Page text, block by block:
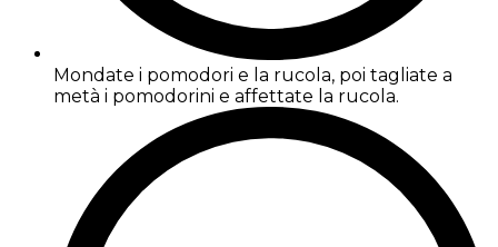
Mondate i pomodori e la rucola, poi tagliate a
metà i pomodorini e affettate la rucola.